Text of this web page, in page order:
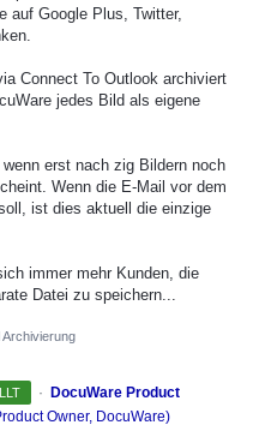
auf Google Plus, Twitter,
Connect To Outlook archiviert
jedes Bild als eigene
erst nach zig Bildern noch
Wenn die E-Mail vor dem
ist dies aktuell die einzige
immer mehr Kunden, die
Datei zu speichern...
Archivierung
·
DocuWare Product
Owner, DocuWare)